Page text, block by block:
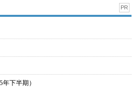
PR
下半期）